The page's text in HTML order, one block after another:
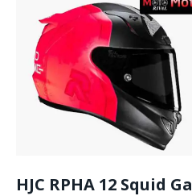
HJC RPHA 12 Squid